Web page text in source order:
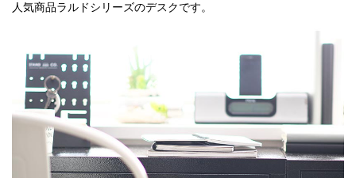
人気商品ラルドシリーズのデスクです。